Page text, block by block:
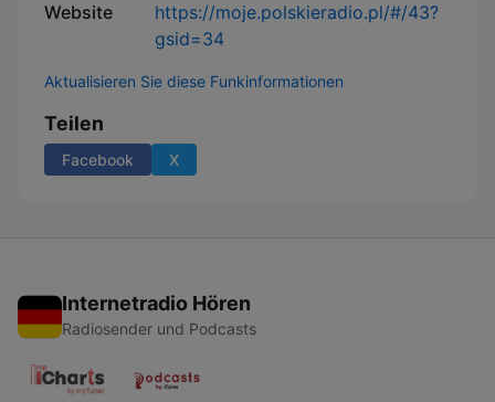
Website
https://moje.polskieradio.pl/#/43?
gsid=34
Aktualisieren Sie diese Funkinformationen
Teilen
Facebook X
Internetradio Hören
Radiosender und Podcasts